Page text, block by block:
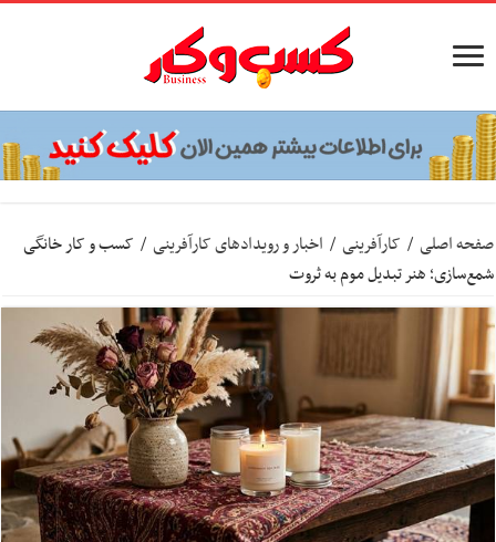
صفحه اصلی / کارآفرینی / اخبار و رویدادهای کارآفرینی / کسب و کار خانگی
شمع‌سازی؛ هنر تبدیل موم به ثروت